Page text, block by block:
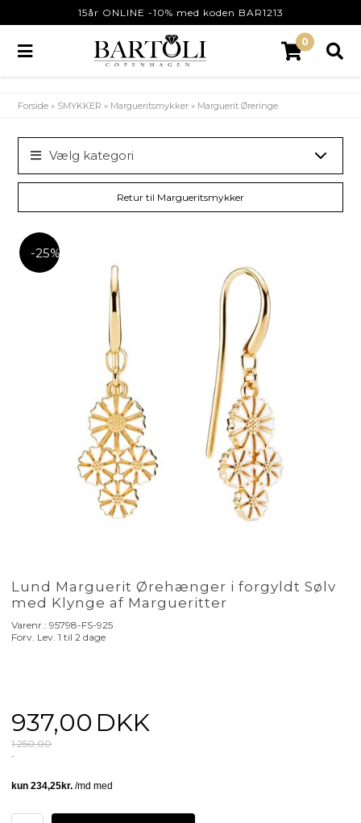
15år ONLINE -10% med koden BAR1213
0
Forside » SMYKKER » Margueritsmykker » Marguerit Øreringe
Vælg kategori
Retur til Margueritsmykker
-25%
Lund Marguerit Ørehænger i forgyldt Sølv
med Klynge af Margueritter
Varenr.:95798-FS-925
Forv. Lev. 1 til 2 dage
937,00 DKK
1.250,00